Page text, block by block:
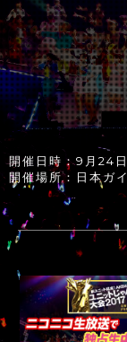
開催日時：9月24
開催場所：日本ガ